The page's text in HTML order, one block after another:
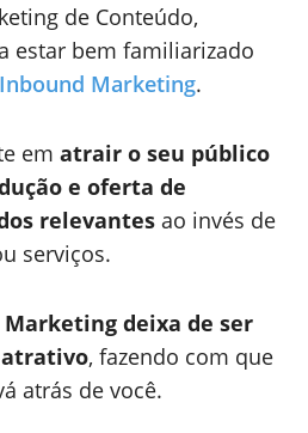
de Conteúdo,
estar bem familiarizado
Marketing.
em atrair o seu público
e oferta de
relevantes ao invés de
serviços.
Marketing deixa de ser
atrativo, fazendo com que
atrás de você.